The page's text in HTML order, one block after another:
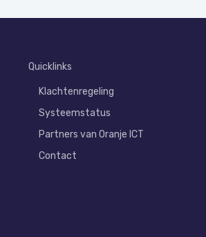
Quicklinks
Klachtenregeling
Systeemstatus
Partners van Oranje ICT
Contact